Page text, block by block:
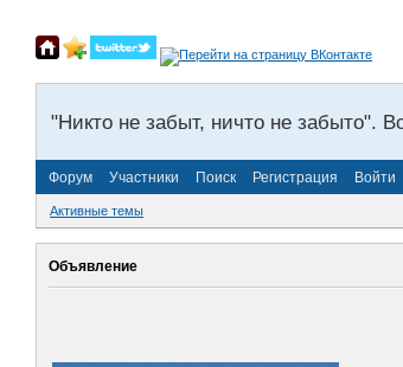
"Никто не забыт, ничто не забыто".
Форум Участники Поиск Регистрация Войти
Активные темы
Объявление